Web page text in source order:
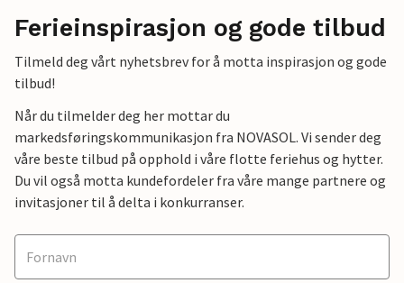
Ferieinspirasjon og gode tilbud
Tilmeld deg vårt nyhetsbrev for å motta inspirasjon og gode
tilbud!
Når du tilmelder deg her mottar du
markedsføringskommunikasjon fra NOVASOL. Vi sender deg
våre beste tilbud på opphold i våre flotte feriehus og hytter.
Du vil også motta kundefordeler fra våre mange partnere og
invitasjoner til å delta i konkurranser.